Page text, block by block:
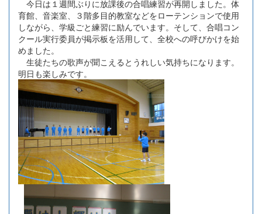
今日は１週間ぶりに放課後の合唱練習が再開しました。体
育館、音楽室、３階多目的教室などをローテンションで使用
しながら、学級ごと練習に励んでいます。そして、合唱コン
クール実行委員が掲示板を活用して、全校への呼びかけを始
めました。
生徒たちの歌声が聞こえるとうれしい気持ちになります。
明日も楽しみです。